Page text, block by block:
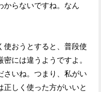
らないですね。なん
使おうとすると、普段使
には違うようですよ。
さいね。つまり、私がい
正しく使った方がいいと